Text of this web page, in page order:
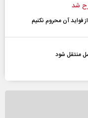
شد
فواید آن محروم نکنیم
منتقل شود